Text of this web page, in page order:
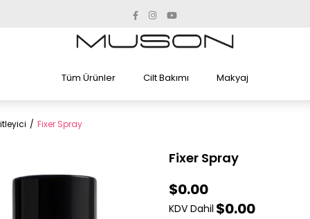
Tüm Ürünler Cilt Bakımı Makyaj
Fixer Spray
Fixer Spray
$0.00
KDV Dahil $0.00